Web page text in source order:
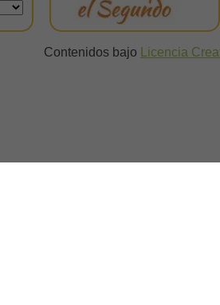
Contenidos bajo Licencia